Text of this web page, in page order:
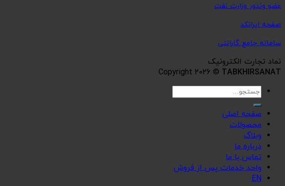
عضو وندور وزارت نفت
صفحه ایرانکد
سامانه جامع گارانتی
نماد تجارت الکترونیک
Copyright 2026 © TABKHIRSANAT
جستجو
برای:
صفحه اصلی
محصولات
وبلاگ
درباره ما
تماس با ما
واحد خدمات پس از فروش
EN